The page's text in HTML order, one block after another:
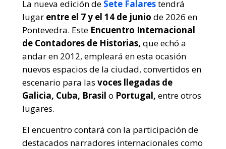
La nueva edición de Sete Falarestendrá
lugar entre el 7 y el 14 de junio de 2026 en
Pontevedra. Este Encuentro Internacional
de Contadores de Historias, que echó a
andar en 2012, empleará en esta ocasión
nuevos espacios de la ciudad, convertidos en
escenario para las voces llegadas de
Galicia, Cuba, Brasil o Portugal, entre otros
lugares.
El encuentro contará con la participación de
destacados narradores internacionales como